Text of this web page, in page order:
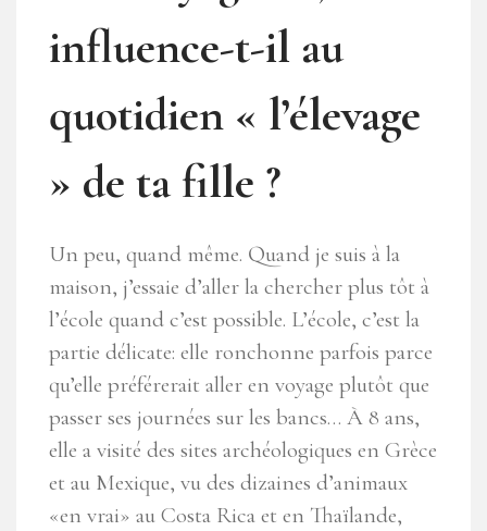
influence-t-il au
quotidien « l’élevage
» de ta fille ?
Un peu, quand même. Quand je suis à la
maison, j’essaie d’aller la chercher plus tôt à
l’école quand c’est possible. L’école, c’est la
partie délicate: elle ronchonne parfois parce
qu’elle préférerait aller en voyage plutôt que
passer ses journées sur les bancs… À 8 ans,
elle a visité des sites archéologiques en Grèce
et au Mexique, vu des dizaines d’animaux
«en vrai» au Costa Rica et en Thaïlande,